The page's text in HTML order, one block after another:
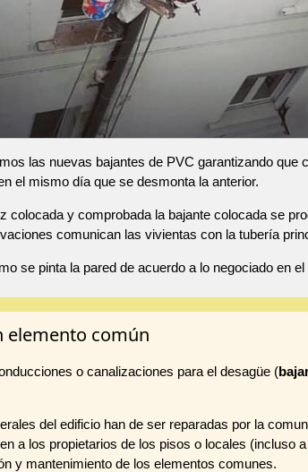
las nuevas bajantes de PVC garantizando que
el mismo día que se desmonta la anterior.
colocada y comprobada la bajante colocada se
comunican las vivientas con la tubería
se pinta la pared de acuerdo a lo negociado en
común
o canalizaciones para el desagüe (
del edificio han de ser reparadas por la
a los propietarios de los pisos o locales (incluso
y mantenimiento de los elementos comunes.